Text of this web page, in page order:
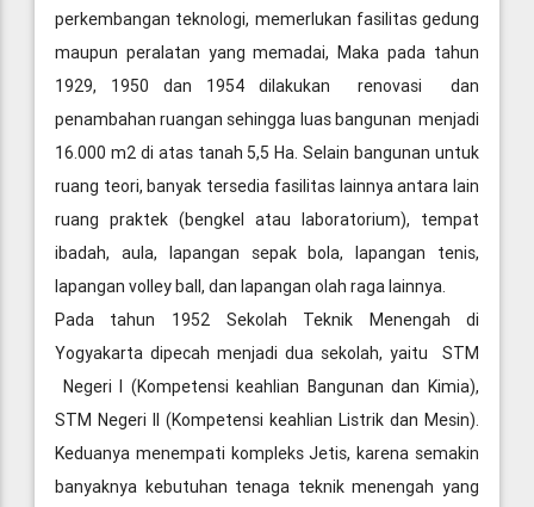
perkembangan teknologi, memerlukan fasilitas gedung
maupun peralatan yang memadai, Maka pada tahun
1929, 1950 dan 1954 dilakukan renovasi dan
penambahan ruangan sehingga luas bangunan menjadi
16.000 m2 di atas tanah 5,5 Ha. Selain bangunan untuk
ruang teori, banyak tersedia fasilitas lainnya antara lain
ruang praktek (bengkel atau laboratorium), tempat
ibadah, aula, lapangan sepak bola, lapangan tenis,
lapangan volley ball, dan lapangan olah raga lainnya.
Pada tahun 1952 Sekolah Teknik Menengah di
Yogyakarta dipecah menjadi dua sekolah, yaitu STM
Negeri I (Kompetensi keahlian Bangunan dan Kimia),
STM Negeri II (Kompetensi keahlian Listrik dan Mesin).
Keduanya menempati kompleks Jetis, karena semakin
banyaknya kebutuhan tenaga teknik menengah yang